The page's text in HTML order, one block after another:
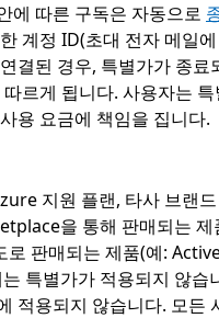
에 따른 구독은 자동으로
계정 ID(초대 전자 메일
결된 경우, 특별가가 종료
르게 됩니다. 사용자는
용 요금에 책임을 집니다.
지원 플랜, 타사 브랜
을 통해 판매되는
로 판매되는 제품(예:
특별가가 적용되지 않습
적용되지 않습니다. 모든